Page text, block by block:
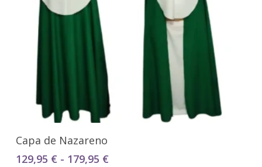
Capa de Nazareno
129,95 € - 179,95 €Rango